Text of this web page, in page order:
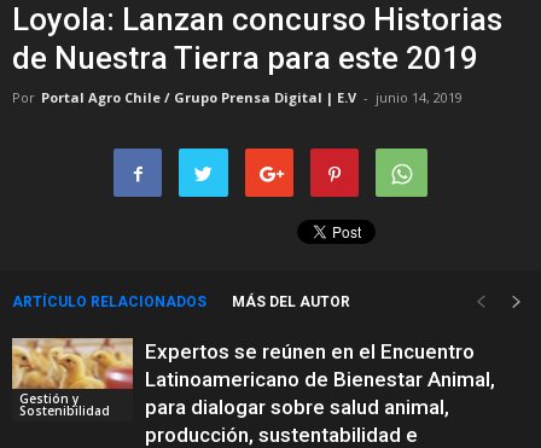
Loyola: Lanzan concurso Historias
de Nuestra Tierra para este 2019
Por Portal Agro Chile / Grupo Prensa Digital | E.V - junio 14, 2019
ARTÍCULO RELACIONADOS MÁS DEL AUTOR
Gestión y
Sostenibilidad
Expertos se reúnen en el Encuentro
Latinoamericano de Bienestar Animal,
para dialogar sobre salud animal,
producción, sustentabilidad e